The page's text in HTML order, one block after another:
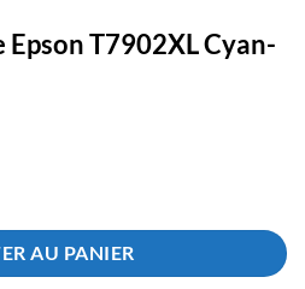
Epson T7902XL Cyan-
T7902XL Cyan- Compatible
AU PANIER